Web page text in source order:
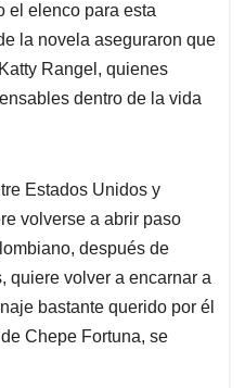
el elenco para esta
la novela aseguraron que
Rangel, quienes
dentro de la vida
Estados Unidos y
volverse a abrir paso
después de
quiere volver a encarnar a
bastante querido por él
Chepe Fortuna, se